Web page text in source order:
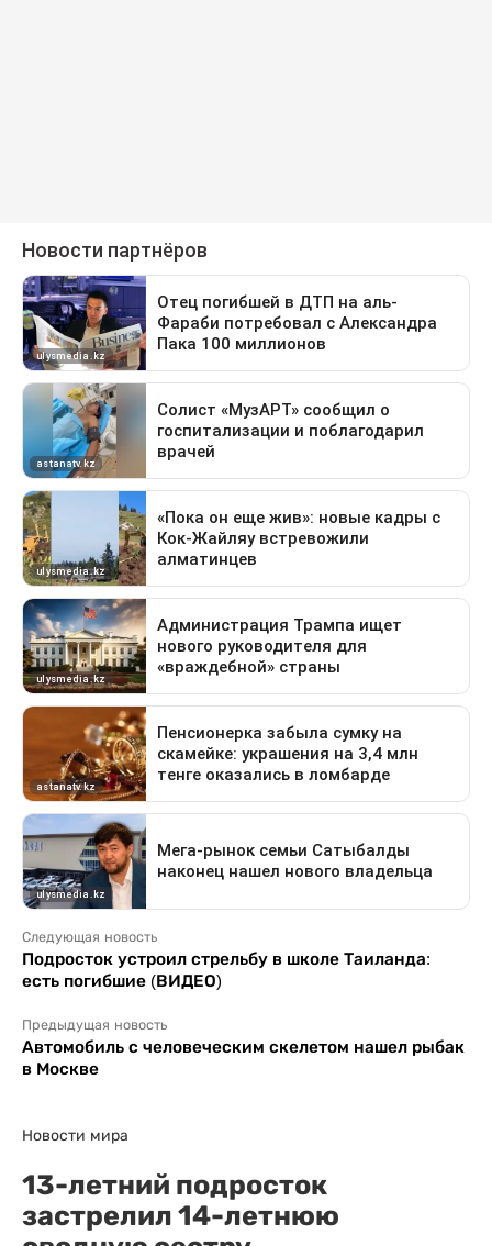
Следующая новость
Подросток устроил стрельбу в школе Таиланда:
есть погибшие (ВИДЕО)
Предыдущая новость
Автомобиль с человеческим скелетом нашел рыбак
в Москве
Новости мира
13-летний подросток
застрелил 14-летнюю